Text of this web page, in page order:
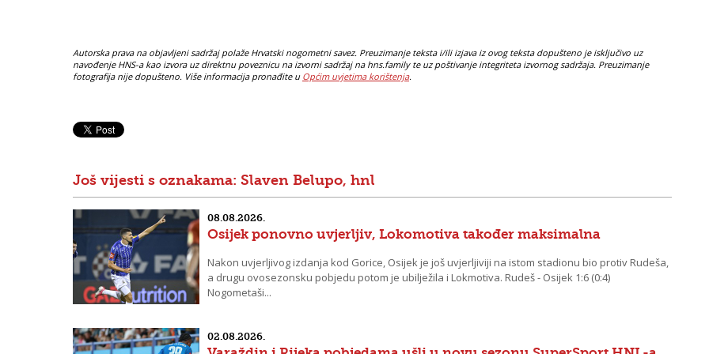
Autorska prava na objavljeni sadržaj polaže Hrvatski nogometni savez. Preuzimanje teksta i/ili izjava iz ovog teksta dopušteno je isključivo uz
navođenje HNS-a kao izvora uz direktnu poveznicu na izvorni sadržaj na hns.family te uz poštivanje integriteta izvornog sadržaja. Preuzimanje
fotografija nije dopušteno. Više informacija pronađite u Općim uvjetima korištenja.
Još vijesti s oznakama: Slaven Belupo, hnl
08.08.2026.
Osijek ponovno uvjerljiv, Lokomotiva također maksimalna
Nakon uvjerljivog izdanja kod Gorice, Osijek je još uvjerljiviji na istom stadionu bio protiv Rudeša,
a drugu ovosezonsku pobjedu potom je ubilježila i Lokmotiva. Rudeš - Osijek 1:6 (0:4)
Nogometaši...
02.08.2026.